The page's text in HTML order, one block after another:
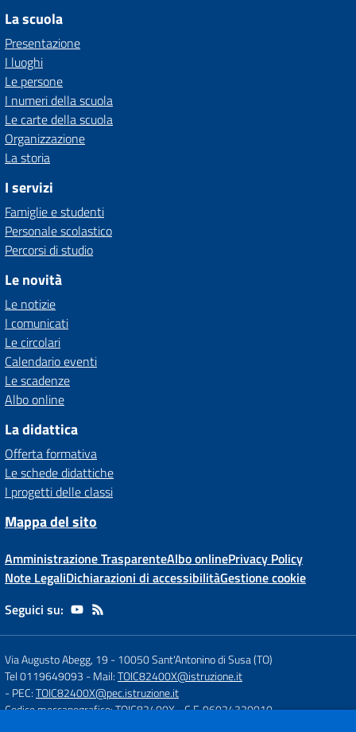
La scuola
Presentazione
I luoghi
Le persone
I numeri della scuola
Le carte della scuola
Organizzazione
La storia
I servizi
Famiglie e studenti
Personale scolastico
Percorsi di studio
Le novità
Le notizie
I comunicati
Le circolari
Calendario eventi
Le scadenze
Albo online
La didattica
Offerta formativa
Le schede didattiche
I progetti delle classi
Mappa del sito
Amministrazione TrasparenteAlbo onlinePrivacy Policy
Note LegaliDichiarazioni di accessibilitàGestione cookie
Seguici su:
Via Augusto Abegg, 19 -10050 Sant'Antonino di Susa (TO)
Tel 0119649093 - Mail:TOIC82400X@istruzione.it
- PEC:TOIC82400X@pec.istruzione.it
Codice meccanografico: TOIC82400X- C.F. 96024320010